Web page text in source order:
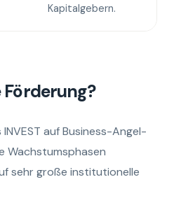
Kapitalgebern.
auf Business-Angel-
Wachstumsphasen
sehr große institutionelle